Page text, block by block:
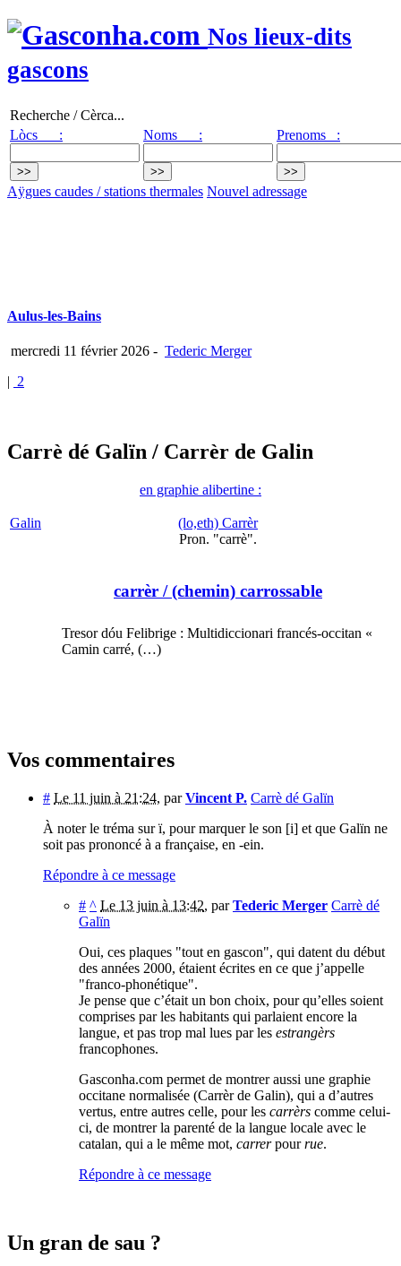
Nos lieux-dits
gascons
Recherche / Cèrca...
Lòcs :
Noms : Prenoms :
Aÿgues caudes / stations thermales Nouvel adressage
Aulus-les-Bains
mercredi 11 février 2026 - Tederic Merger
| 2
Carrè dé Galïn / Carrèr de Galin
en graphie alibertine :
Galin
(lo,eth) Carrèr
Pron. "carrè".
carrèr / (chemin) carrossable
Tresor dóu Felibrige : Multidiccionari francés-occitan «
Camin carré, (…)
Vos commentaires
# Le 11 juin à 21:24, parVincent P. Carrè dé Galïn
À noter le tréma sur ï, pour marquer le son [i] et que Galïn ne
soit pas prononcé à a française, en -ein.
Répondre à ce message
# ^ Le 13 juin à 13:42, parTederic Merger Carrè dé
Galïn
Oui, ces plaques "tout en gascon", qui datent du début
des années 2000, étaient écrites en ce que j’appelle
"franco-phonétique".
Je pense que c’était un bon choix, pour qu’elles soient
comprises par les habitants qui parlaient encore la
langue, et pas trop mal lues par les estrangèrs
francophones.
Gasconha.com permet de montrer aussi une graphie
occitane normalisée (Carrèr de Galin), qui a d’autres
vertus, entre autres celle, pour les carrèrs comme celui-
ci, de montrer la parenté de la langue locale avec le
catalan, qui a le même mot, carrerpourrue.
Répondre à ce message
Un gran de sau ?